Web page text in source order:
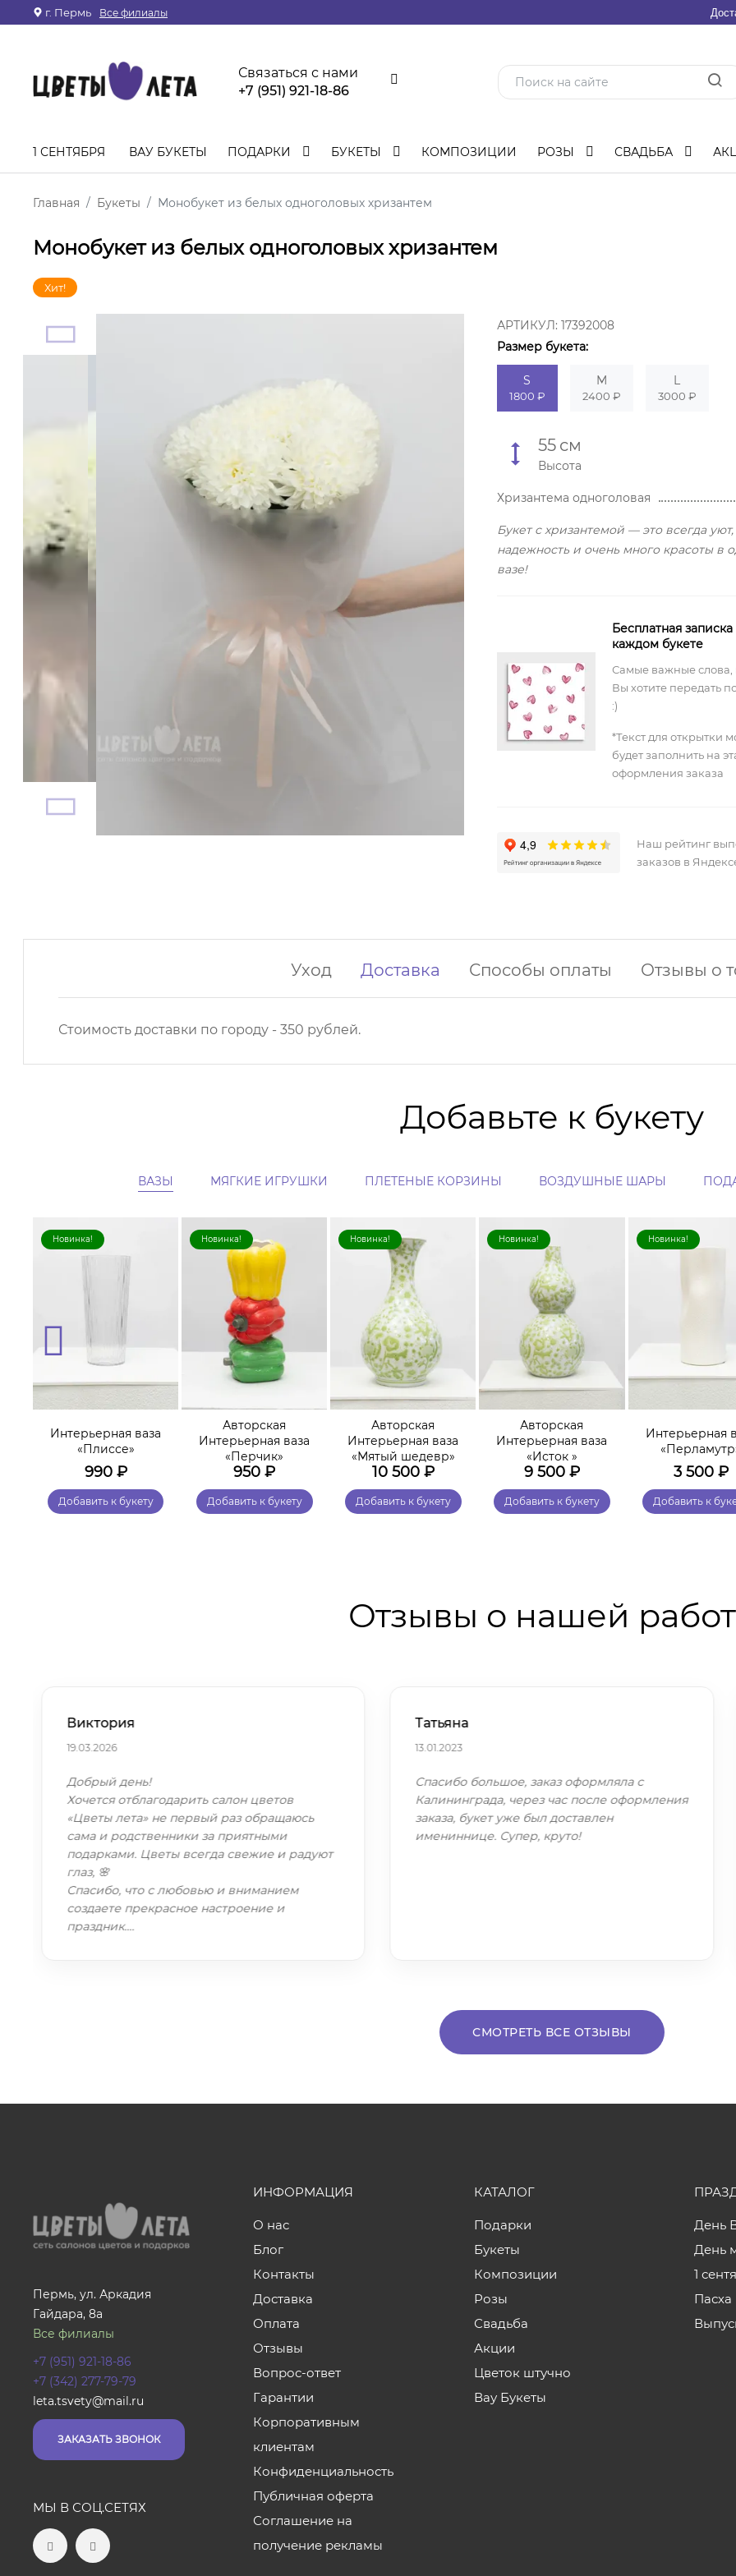
г. Пермь Все филиалы
Связаться с нами
+7 (951) 921-18-86
1 СЕНТЯБРЯ ВАУ БУКЕТЫ ПОДАРКИ БУКЕТЫ КОМПОЗИЦИИ РОЗЫ СВАДЬБА
Главная Букеты Монобукет из белых одноголовых хризантем
Монобукет из белых одноголовых хризантем
Хит!
АРТИКУЛ: 17392008
Размер букета:
S
1800 ₽
M
2400 ₽
L
3000 ₽
55 см
Высота
Хризантема одноголовая
Букет с хризантемой — это всегда уют,
надежность и очень много красоты в
вазе!
Бесплатная записка
каждом букете
Самые важные слова,
Вы хотите передать
:)
*Текст для открытки
будет заполнить на
оформления заказа
Наш рейтинг
заказов в
Уход Доставка Способы оплаты Отзывы о
Стоимость доставки по городу - 350 рублей.
Добавьте к букету
ВАЗЫ МЯГКИЕ ИГРУШКИ ПЛЕТЕНЫЕ КОРЗИНЫ ВОЗДУШНЫЕ ШАРЫ
Новинка!
Интерьерная ваза
«Плиссе»
990₽
Добавить к букету
Новинка!
Авторская
Интерьерная ваза
«Перчик»
950 ₽
Добавить к букету
Новинка!
Авторская
Интерьерная ваза
«Мятый шедевр»
10 500₽
Добавить к букету
Новинка!
Авторская
Интерьерная ваза
«Исток »
9 500₽
Добавить к букету
Новинка!
Интерьерная
3 500₽
Добавить к
Отзывы о нашей
Виктория
19.03.2026
Добрый день!
Хочется отблагодарить салон цветов
«Цветы лета» не первый раз обращаюсь
сама и родственники за приятными
подарками. Цветы всегда свежие и радуют
глаз, 🌸
Спасибо, что с любовью и вниманием
создаете прекрасное настроение и
праздник.…
Татьяна
13.01.2023
Спасибо большое, заказ оформляла с
Калининграда, через час после оформления
заказа, букет уже был доставлен
имениннице. Супер, круто!
СМОТРЕТЬ ВСЕ ОТЗЫВЫ
Пермь, ул. Аркадия
Гайдара, 8а
Все филиалы
+7 (951) 921-18-86
+7 (342) 277-79-79
leta.tsvety@mail.ru
ЗАКАЗАТЬ ЗВОНОК
МЫ В СОЦ.СЕТЯХ
ИНФОРМАЦИЯ
О нас
Блог
Контакты
Доставка
Оплата
Отзывы
Вопрос-ответ
Гарантии
Корпоративным
клиентам
Конфиденциальность
Публичная оферта
Соглашение на
получение рекламы
КАТАЛОГ
Подарки
Букеты
Композиции
Розы
Свадьба
Акции
Цветок штучно
Вау Букеты
День
День
1
Пасха